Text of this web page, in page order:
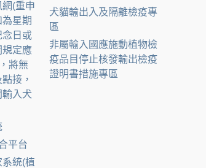
(重申
星期
念日或
規定應
將無
接，
輸入犬
平台
統(植
犬貓輸出入及隔離檢疫專
區
非屬輸入國應施動植物檢
疫品目停止核發輸出檢疫
證明書措施專區